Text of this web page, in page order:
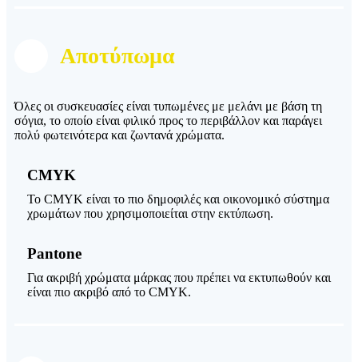
Αποτύπωμα
Όλες οι συσκευασίες είναι τυπωμένες με μελάνι με βάση τη
σόγια, το οποίο είναι φιλικό προς το περιβάλλον και παράγει
πολύ φωτεινότερα και ζωντανά χρώματα.
CMYK
Το CMYK είναι το πιο δημοφιλές και οικονομικό σύστημα
χρωμάτων που χρησιμοποιείται στην εκτύπωση.
Pantone
Για ακριβή χρώματα μάρκας που πρέπει να εκτυπωθούν και
είναι πιο ακριβό από το CMYK.